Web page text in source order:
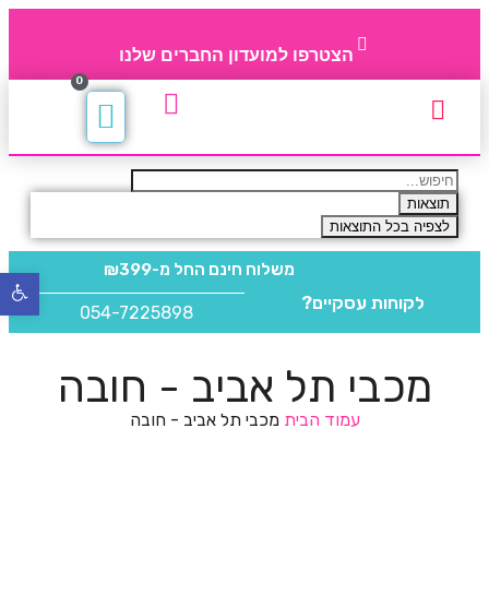
הצטרפו למועדון החברים שלנו
0
תוצאות
לצפיה בכל התוצאות
משלוח חינם החל מ-₪399
לקוחות עסקיים? 054-7225898
מכבי תל אביב - חובה
עמוד הביתמכבי תל אביב - חובה
פתח